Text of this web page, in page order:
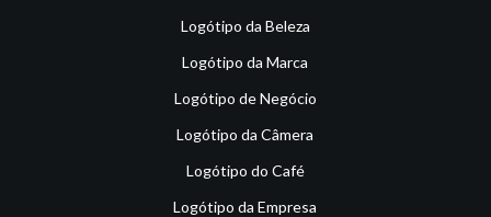
Logótipo da Beleza
Logótipo da Marca
Logótipo de Negócio
Logótipo da Câmera
Logótipo do Café
Logótipo da Empresa